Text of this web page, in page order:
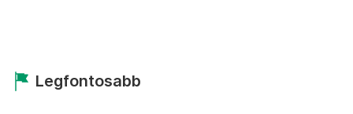
Legfontosabb